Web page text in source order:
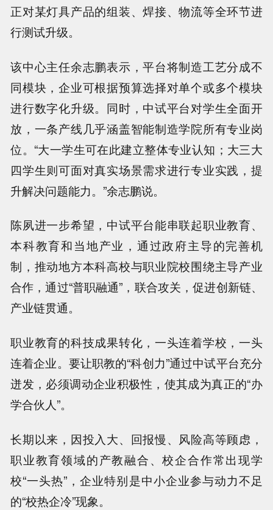
正对某灯具产品的组装、焊接、物流等全环节进
行测试升级。
该中心主任余志鹏表示，平台将制造工艺分成不
同模块，企业可根据预算选择对单个或多个模块
进行数字化升级。同时，中试平台对学生全面开
放，一条产线几乎涵盖智能制造学院所有专业岗
位。“大一学生可在此建立整体专业认知；大三大
四学生则可面对真实场景需求进行专业实践，提
升解决问题能力。”余志鹏说。
陈夙进一步希望，中试平台能串联起职业教育、
本科教育和当地产业，通过政府主导的完善机
制，推动地方本科高校与职业院校围绕主导产业
合作，通过“普职融通”，联合攻关，促进创新链、
产业链贯通。
职业教育的科技成果转化，一头连着学校，一头
连着企业。要让职教的“科创力”通过中试平台充分
迸发，必须调动企业积极性，使其成为真正的“办
学合伙人”。
长期以来，因投入大、回报慢、风险高等顾虑，
职业教育领域的产教融合、校企合作常出现学
校“一头热”，企业特别是中小企业参与动力不足
的“校热企冷”现象。